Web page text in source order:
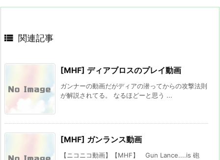
 関連記事
[MHF] ディアブロスのプレイ動画
ガンナーの動画だがディアの潜ってからの攻撃法則
が解説されてる。 なるほどーと思う ...
[MHF] ガンランス動画
【ニコニコ動画】【MHF】 Gun Lance....is 砲